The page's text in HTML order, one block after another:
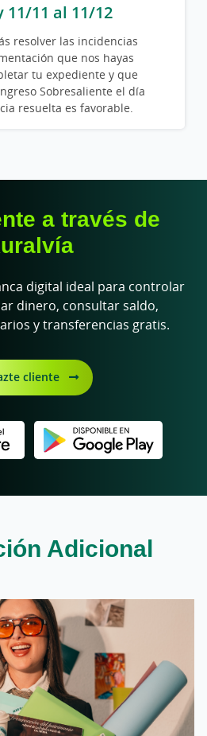
11/11 al 11/12
resolver las incidencias
que nos hayas
tu expediente y que
Sobresaliente el día
resuelta es favorable.
a través de
digital ideal para controlar
dinero, consultar saldo,
y transferencias gratis.
cliente
Adicional